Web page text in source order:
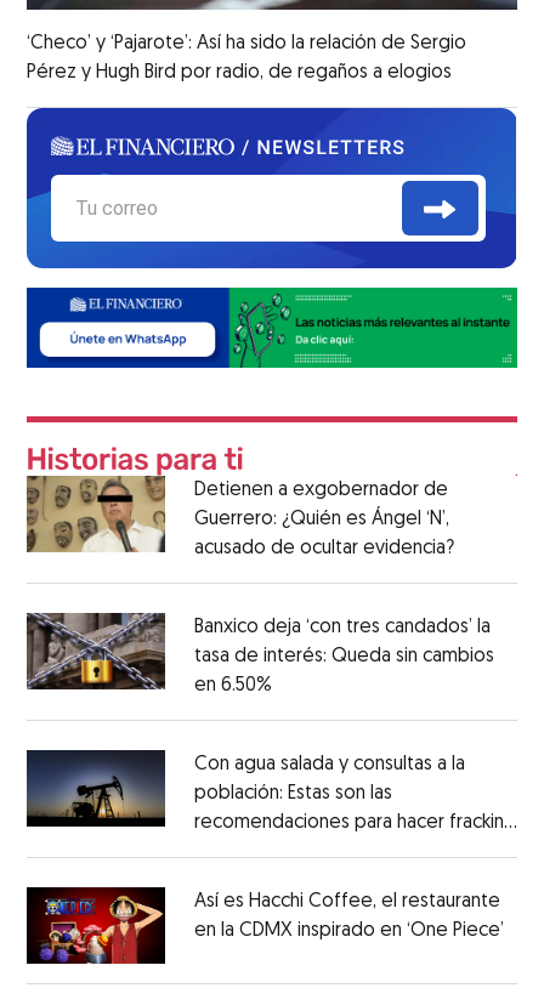
‘Checo’ y ‘Pajarote’: Así ha sido la relación de Sergio
Pérez y Hugh Bird por radio, de regaños a elogios
Detienen a exgobernador de
Guerrero: ¿Quién es Ángel ‘N’,
acusado de ocultar evidencia?
Banxico deja ‘con tres candados’ la
tasa de interés: Queda sin cambios
en 6.50%
Con agua salada y consultas a la
población: Estas son las
recomendaciones para hacer fracking
Así es Hacchi Coffee, el restaurante
en la CDMX inspirado en ‘One Piece’